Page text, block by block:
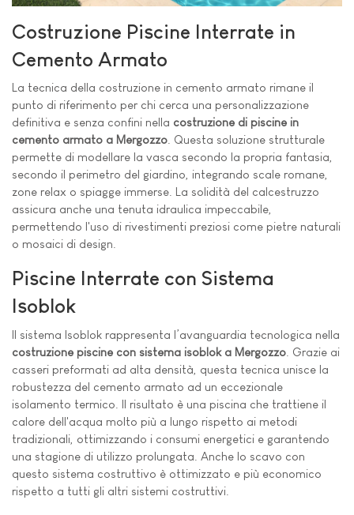
Costruzione Piscine Interrate in
Cemento Armato
La tecnica della costruzione in cemento armato rimane il
punto di riferimento per chi cerca una personalizzazione
definitiva e senza confini nella costruzione di piscine in
cemento armato a Mergozzo. Questa soluzione strutturale
permette di modellare la vasca secondo la propria fantasia,
secondo il perimetro del giardino, integrando scale romane,
zone relax o spiagge immerse. La solidità del calcestruzzo
assicura anche una tenuta idraulica impeccabile,
permettendo l'uso di rivestimenti preziosi come pietre naturali
o mosaici di design.
Piscine Interrate con Sistema
Isoblok
Il sistema Isoblok rappresenta l’avanguardia tecnologica nella
costruzione piscine con sistema isoblok a Mergozzo . Grazie ai
casseri preformati ad alta densità, questa tecnica unisce la
robustezza del cemento armato ad un eccezionale
isolamento termico. Il risultato è una piscina che trattiene il
calore dell'acqua molto più a lungo rispetto ai metodi
tradizionali, ottimizzando i consumi energetici e garantendo
una stagione di utilizzo prolungata. Anche lo scavo con
questo sistema costruttivo è ottimizzato e più economico
rispetto a tutti gli altri sistemi costruttivi.